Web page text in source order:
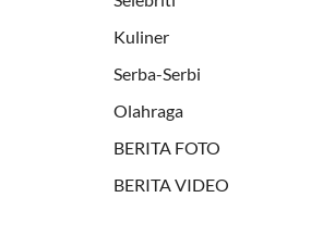
Kuliner
Serba-Serbi
Olahraga
BERITA FOTO
BERITA VIDEO